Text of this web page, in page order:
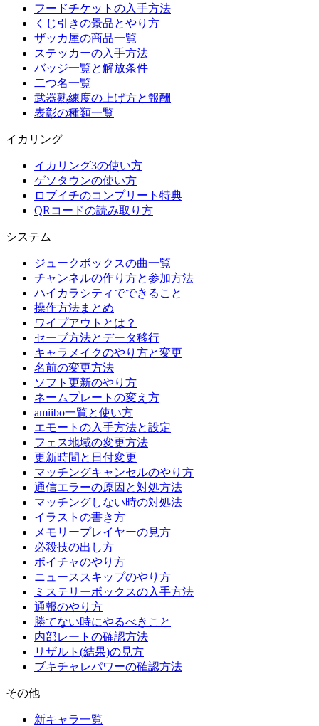
フードチケットの入手方法
くじ引きの景品とやり方
ザッカ屋の商品一覧
ステッカーの入手方法
バッジ一覧と解放条件
二つ名一覧
武器熟練度の上げ方と報酬
表彰の種類一覧
イカリング
イカリング3の使い方
ゲソタウンの使い方
ロブイチのコンプリート特典
QRコードの読み取り方
システム
ジュークボックスの曲一覧
チャンネルの作り方と参加方法
ハイカラシティでできること
操作方法まとめ
ワイプアウトとは？
セーブ方法とデータ移行
キャラメイクのやり方と変更
名前の変更方法
ソフト更新のやり方
ネームプレートの変え方
amiibo一覧と使い方
エモートの入手方法と設定
フェス地域の変更方法
更新時間と日付変更
マッチングキャンセルのやり方
通信エラーの原因と対処方法
マッチングしない時の対処法
イラストの書き方
メモリープレイヤーの見方
必殺技の出し方
ボイチャのやり方
ニューススキップのやり方
ミステリーボックスの入手方法
通報のやり方
勝てない時にやるべきこと
内部レートの確認方法
リザルト(結果)の見方
ブキチャレパワーの確認方法
その他
新キャラ一覧